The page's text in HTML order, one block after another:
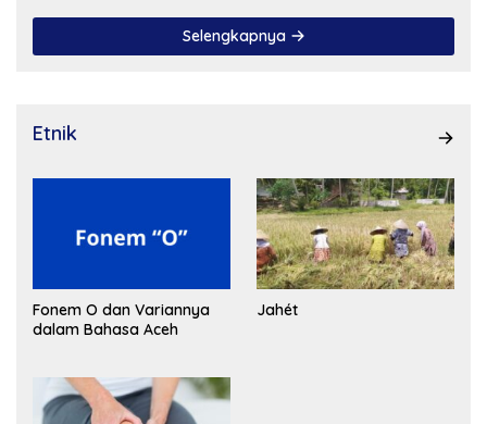
Selengkapnya
Etnik
Fonem O dan Variannya
dalam Bahasa Aceh
Jahét